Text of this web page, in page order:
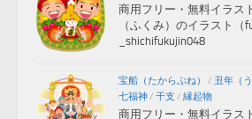
商用フリー・無料イラス
（ふくみ）のイラスト（
_shichifukujin048
宝船（たからぶね） / 丑年（
七福神/ 干支 / 縁起物
商用フリー・無料イラス